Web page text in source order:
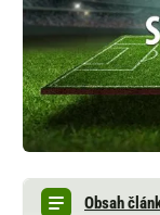
Obsah